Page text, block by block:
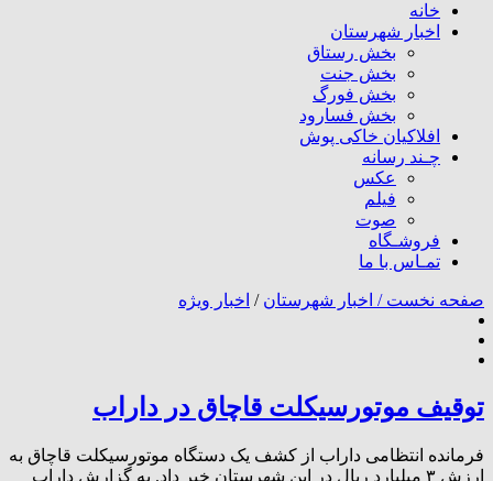
خانه
اخبار شهرستان
بخش رستاق
بخش جنت
بخش فورگ
بخش فسارود
افلاکیان خاکی پوش
چـند رسانه
عکس
فیلم
صوت
فروشـگاه
تمـاس با ما
صفحه نخست / اخبار شهرستان / اخبار ویژه
توقیف موتورسیکلت قاچاق در داراب
فرمانده انتظامی داراب از کشف یک دستگاه موتورسیکلت قاچاق به
ارزش ۳ میلیارد ریال در این شهرستان خبر داد. به گزارش داراب